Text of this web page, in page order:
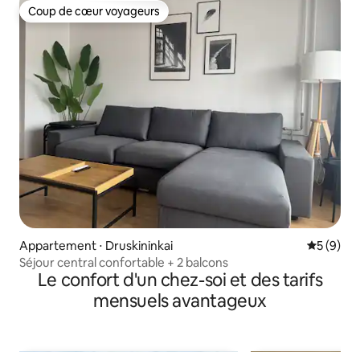
Coup de cœur voyageurs
Coup de cœur voyageurs
Appartement ⋅ Druskininkai
5 (9)
Séjour central confortable + 2 balcons
Le confort d'un chez-soi et des tarifs
mensuels avantageux